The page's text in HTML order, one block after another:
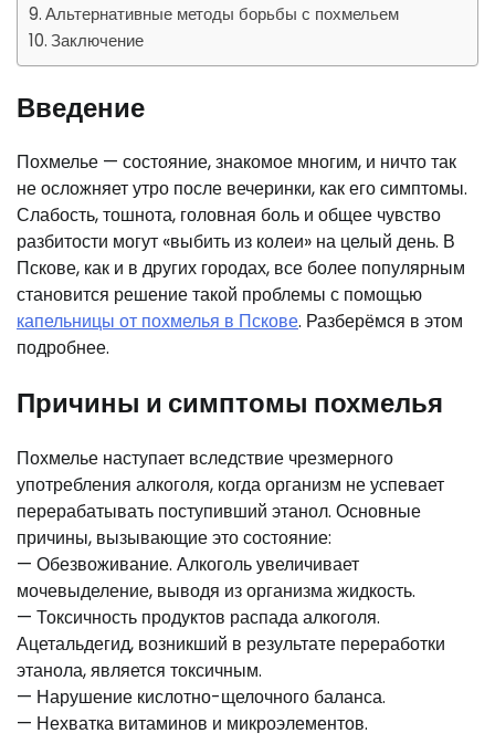
Альтернативные методы борьбы с похмельем
Заключение
Введение
Похмелье — состояние, знакомое многим, и ничто так
не осложняет утро после вечеринки, как его симптомы.
Слабость, тошнота, головная боль и общее чувство
разбитости могут «выбить из колеи» на целый день. В
Пскове, как и в других городах, все более популярным
становится решение такой проблемы с помощью
капельницы от похмелья в Пскове. Разберёмся в этом
подробнее.
Причины и симптомы похмелья
Похмелье наступает вследствие чрезмерного
употребления алкоголя, когда организм не успевает
перерабатывать поступивший этанол. Основные
причины, вызывающие это состояние:
— Обезвоживание. Алкоголь увеличивает
мочевыделение, выводя из организма жидкость.
— Токсичность продуктов распада алкоголя.
Ацетальдегид, возникший в результате переработки
этанола, является токсичным.
— Нарушение кислотно-щелочного баланса.
— Нехватка витаминов и микроэлементов.